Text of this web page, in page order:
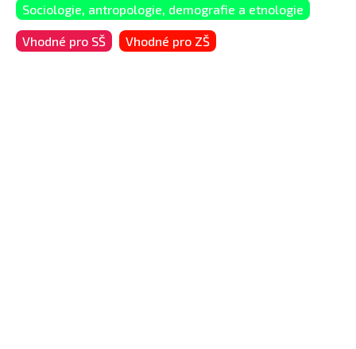
Sociologie, antropologie, demografie a etnologie
Vhodné pro SŠ Vhodné pro ZŠ